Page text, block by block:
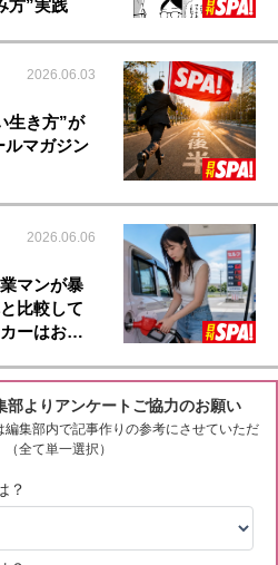
方”実践
2026.06.03
生き方”が
ルマガジン
2026.06.06
マンが暴
比較して
カーはお…